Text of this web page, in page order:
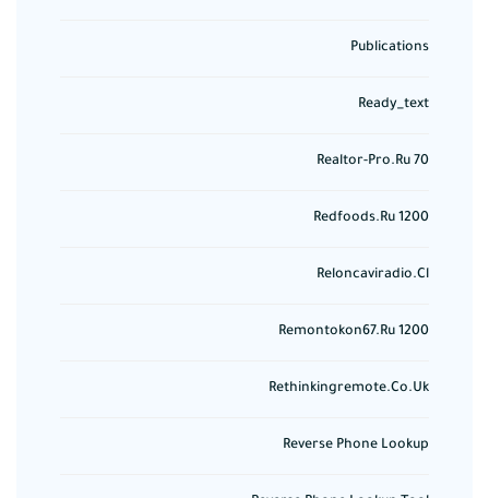
Publications
Ready_text
Realtor-Pro.ru 70
Redfoods.ru 1200
Reloncaviradio.cl
Remontokon67.ru 1200
Rethinkingremote.co.uk
Reverse Phone Lookup